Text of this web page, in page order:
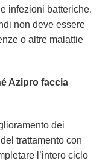
infezioni batteriche.
non deve essere
o altre malattie
Azipro faccia
dei
trattamento con
l’intero ciclo